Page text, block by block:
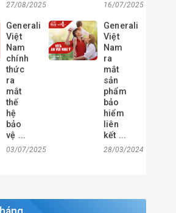
27/08/2025 16/07/2025
Generali
Việt
Nam
chính
thức
ra
mắt
thế
hệ
bảo
vệ ...
03/07/2025
Generali
Việt
Nam
ra
mắt
sản
phẩm
bảo
hiểm
liên
kết ...
28/03/2024